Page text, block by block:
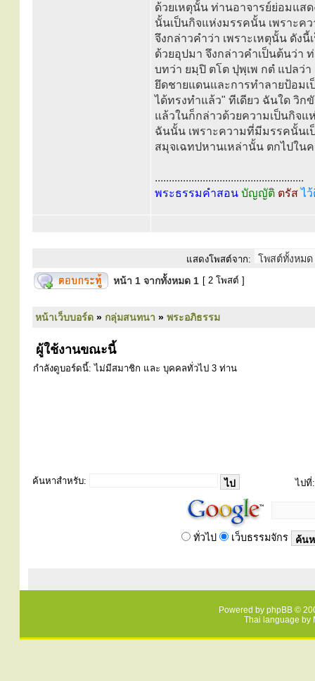
ด้วยเหตุนั้น ท่านอาจารย์ย่อมแ
นั้นเป็นกิจแห่งมรรคนั้น เพราะค
จึงกล่าวคำว่า เพราะเหตุนั้น ดัง
ด้วยอุปมา จึงกล่าวคำเป็นต้นว่า
บทว่า ยมฺปิ ตโต ปุพฺเพ กตํ แปลว่
ยึดชายแดนและการทำลายป้อมเ
ได้ทรงทำแล้ว" ทีเดียว ฉันใด วิ
แล้วในก็กล่าวด้วยความเป็นกิจแ
ฉันนั้น เพราะความที่มีมรรคนั้น
สมุจเฉทปหานเหล่านั้น ตกไปใน
.....................................................
พระธรรมคำสอน บัญญัติ ตรัสไ
แสดงโพสต์จาก:
หน้า 1 จากทั้งหมด 1 [ 2 โพสต์ ]
หน้าเว็บบอร์ด » กลุ่มสนทนา » พระอภิธรรม
ผู้ใช้งานขณะนี้
กำลังดูบอร์ดนี้: ไม่มีสมาชิก และ บุคคลทั่วไป 3 ท่าน
ค้นหาสำหรับ: ไปที่:
ทั่วไป เว็บธรรมจักร
Powered by phpBB ©
Thai language by